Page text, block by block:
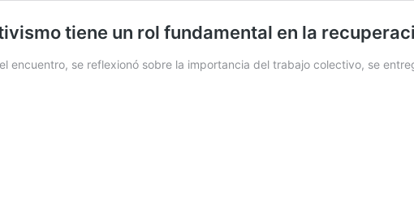
tiene un rol fundamental en la
encuentro, se reflexionó sobre la importancia del trabajo colectivo, se